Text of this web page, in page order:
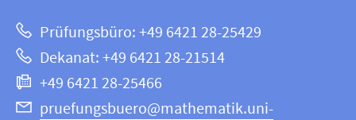
Website
und
Informatik
Prüfungsbüro: +49 6421 28-25429
Dekanat: +49 6421 28-21514
+49 6421 28-25466
pruefungsbuero@mathematik.uni-